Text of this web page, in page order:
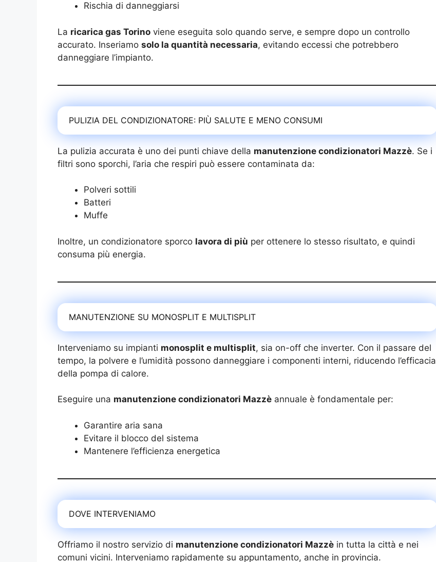
Rischia di danneggiarsi
La ricarica gas Torino viene eseguita solo quando serve, e sempre dopo un controllo
accurato. Inseriamo solo la quantità necessaria, evitando eccessi che potrebbero
danneggiare l’impianto.
PULIZIA DEL CONDIZIONATORE: PIÙ SALUTE E MENO CONSUMI
La pulizia accurata è uno dei punti chiave della manutenzione condizionatori Mazzè. Se i
filtri sono sporchi, l’aria che respiri può essere contaminata da:
Polveri sottili
Batteri
Muffe
Inoltre, un condizionatore sporco lavora di più per ottenere lo stesso risultato, e quindi
consuma più energia.
MANUTENZIONE SU MONOSPLIT E MULTISPLIT
Interveniamo su impianti monosplit e multisplit, sia on-off che inverter. Con il passare del
tempo, la polvere e l’umidità possono danneggiare i componenti interni, riducendo l’efficacia
della pompa di calore.
Eseguire una manutenzione condizionatori Mazzè annuale è fondamentale per:
Garantire aria sana
Evitare il blocco del sistema
Mantenere l’efficienza energetica
DOVE INTERVENIAMO
Offriamo il nostro servizio di manutenzione condizionatori Mazzè in tutta la città e nei
comuni vicini. Interveniamo rapidamente su appuntamento, anche in provincia.